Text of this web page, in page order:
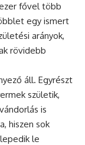
fővel több
egy ismert
arányok,
rövidebb
áll. Egyrészt
születik,
is
hiszen sok
le